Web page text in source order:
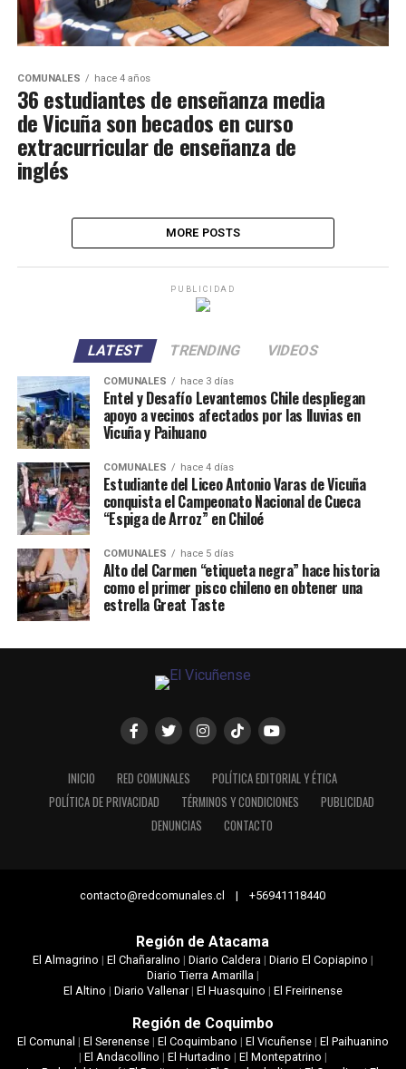
COMUNALES hace 4 años
36 estudiantes de enseñanza media
de Vicuña son becados en curso
extracurricular de enseñanza de
inglés
MORE POSTS
PUBLICIDAD
LATEST TRENDING VIDEOS
COMUNALES hace 3 días
Entel y Desafío Levantemos Chile despliegan
apoyo a vecinos afectados por las lluvias en
Vicuña y Paihuano
COMUNALES hace 4 días
Estudiante del Liceo Antonio Varas de Vicuña
conquista el Campeonato Nacional de Cueca
“Espiga de Arroz” en Chiloé
COMUNALES hace 5 días
Alto del Carmen “etiqueta negra” hace historia
como el primer pisco chileno en obtener una
estrella Great Taste
INICIO RED COMUNALES
POLÍTICA EDITORIAL Y ÉTICA
POLÍTICA DE PRIVACIDAD
TÉRMINOS Y CONDICIONES
PUBLICIDAD
DENUNCIAS
CONTACTO
contacto@redcomunales.cl | +56941118440
Región de Atacama
El Almagrino | El Chañaralino | Diario Caldera | Diario El Copiapino |
Diario Tierra Amarilla |
El Altino | Diario Vallenar| El Huasquino | El Freirinense
Región de Coquimbo
El Comunal | El Serenense| El Coquimbano | El Vicuñense| El Paihuanino
| El Andacollino | El Hurtadino | El Montepatrino |